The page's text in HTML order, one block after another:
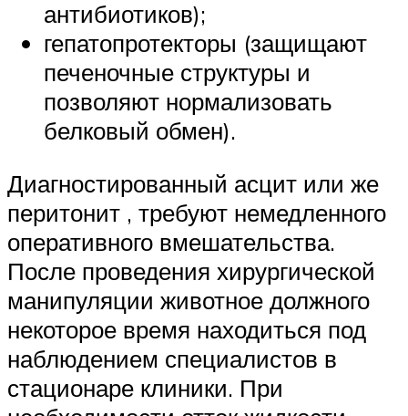
антибиотиков);
гепатопротекторы (защищают
печеночные структуры и
позволяют нормализовать
белковый обмен).
Диагностированный асцит или же
перитонит , требуют немедленного
оперативного вмешательства.
После проведения хирургической
манипуляции животное должного
некоторое время находиться под
наблюдением специалистов в
стационаре клиники. При